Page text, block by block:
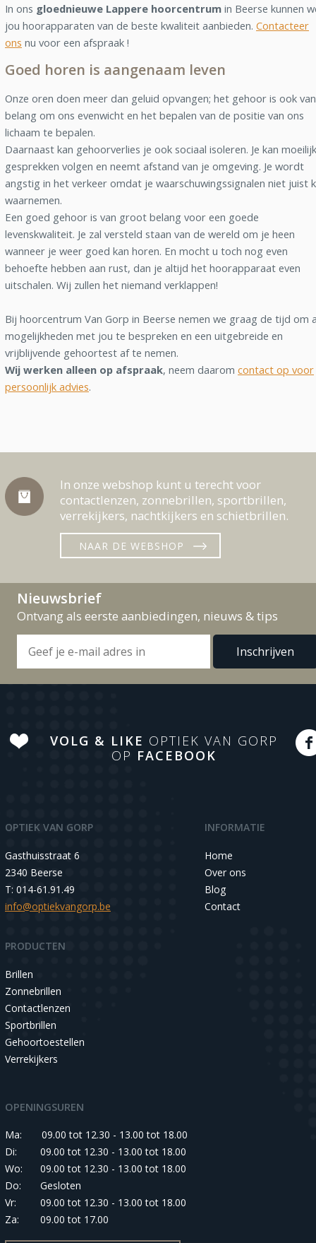
In ons gloednieuwe Lappere hoorcentrum in Beerse kunnen
jou hoorapparaten van de beste kwaliteit aanbieden. Contacteer
ons nu voor een afspraak !
Goed horen is aangenaam leven
Onze oren doen meer dan geluid opvangen; het gehoor is ook van
belang om ons evenwicht en het bepalen van de positie van ons
lichaam te bepalen.
Daarnaast kan gehoorverlies je ook sociaal isoleren. Je kan
gesprekken volgen en neemt afstand van je omgeving. Je wordt
angstig in het verkeer omdat je waarschuwingssignalen niet juist
waarnemen.
Een goed gehoor is van groot belang voor een goede
levenskwaliteit. Je zal versteld staan van de wereld om je heen
wanneer je weer goed kan horen. En mocht u toch nog even
behoefte hebben aan rust, dan je altijd het hoorapparaat even
uitschalen. Wij zullen het niemand verklappen!
Bij hoorcentrum Van Gorp in Beerse nemen we graag de tijd om
mogelijkheden met jou te bespreken en een uitgebreide en
vrijblijvende gehoortest af te nemen.
Wij werken alleen op afspraak, neem daarom contact op voor
persoonlijk advies.
In onze webshop kunt u terecht voor
contactlenzen, zonnebrillen, sportbrillen,
verrekijkers, nachtkijkers en schietbrillen.
NAAR DE WEBSHOP
Nieuwsbrief
Ontvang als eerste aanbiedingen, nieuws & tips
VOLG & LIKE OPTIEK VAN GORP
OP FACEBOOK
OPTIEK VAN GORP
Gasthuisstraat 6
2340 Beerse
T: 014-61.91.49
info@optiekvangorp.be
INFORMATIE
Home
Over ons
Blog
Contact
PRODUCTEN
Brillen
Zonnebrillen
Contactlenzen
Sportbrillen
Gehoortoestellen
Verrekijkers
OPENINGSUREN
Ma:
09.00 tot 12.30 - 13.00 tot 18.00
Di:
09.00 tot 12.30 - 13.00 tot 18.00
Wo:
09.00 tot 12.30 - 13.00 tot 18.00
Do:
Gesloten
Vr:
09.00 tot 12.30 - 13.00 tot 18.00
Za:
09.00 tot 17.00